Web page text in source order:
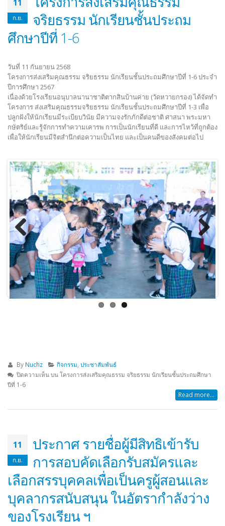
11
ก.ย.
จริยธรรม นักเรียนชั้นประถม
ศึกษาปีที่ 1-6
วันที่ 11 กันยายน 2568
โครงการส่งเสริมคุณธรรม จริยธรรม นักเรียนชั้นประถมศึกษาปีที่ 1-6 ประจำ
ปีการศึกษา 2567
เนื่องด้วยโรงเรียนอนุบาลนานาชาติตากสินบ้านค่าย (วัดหวายกรอง) ได้จัดทำ
โครงการ ส่งเสริมคุณธรรมจริยธรรม นักเรียนชั้นประถมศึกษาปีที่ 1-3 เพื่อ
ปลูกฝังให้นักเรียนมีระเบียบวินัย มีความจงรักภักดีต่อชาติ ศาสนา พระมหา
กษัตริย์และรู้จักการทำความเคารพ การเป็นนักเรียนที่ดี และการไหว้ที่ถูกต้อง
เพื่อให้นักเรียนมีจิตสำนึกต่อความเป็นไทย และเป็นคนดีของสังคมต่อไป
Previous Next
By Nuchz กิจกรรม ,ประชาสัมพันธ์
ปิดความเห็นบน โครงการส่งเสริมคุณธรรม จริยธรรม นักเรียนชั้นประถมศึกษา
ปีที่ 1-6
Read more...
11
ก.ย.
ประกาศ รายชื่อผู้มีสิทธิเข้ารับ
การสอบคัดเลือกรับสมัครและ
เลือกสรรบุคคลเพื่อเป็นครูผู้สอนและ
บุคลากรสนับสนุน ในอัตรากำลังว่าง
ของโรงเรียน ฯ